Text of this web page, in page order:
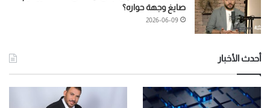
صايغ وجهة حواره؟
2026-06-09
أحدث الأخبار